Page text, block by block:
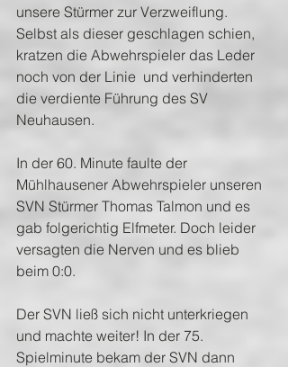
unsere Stürmer zur Verzweiflung.
Selbst als dieser geschlagen schien,
kratzen die Abwehrspieler das Leder
noch von der Linie  und verhinderten
die verdiente Führung des SV
Neuhausen.
In der 60. Minute faulte der
Mühlhausener Abwehrspieler unseren
SVN Stürmer Thomas Talmon und es
gab folgerichtig Elfmeter. Doch leider
versagten die Nerven und es blieb
beim 0:0.
Der SVN ließ sich nicht unterkriegen
und machte weiter! In der 75.
Spielminute bekam der SVN dann